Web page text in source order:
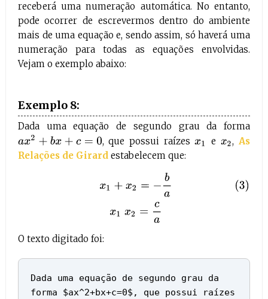
receberá uma numeração automática. No entanto,
pode ocorrer de escrevermos dentro do ambiente
mais de uma equação e, sendo assim, só haverá uma
numeração para todas as equações envolvidas.
Vejam o exemplo abaixo:
Exemplo 8:
Dada uma equação de segundo grau da forma
ax2+ bx +c= 0 , que possui raízesx1 e x2,As
Relações de Girardestabelecem que:
2=
O texto digitado foi:
Dada uma equação de segundo grau da
forma $ax^2+bx+c=0$, que possui raízes